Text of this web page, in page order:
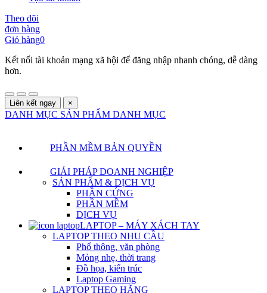
Theo dõi
đơn hàng
Giỏ hàng0
Kết nối tài khoản mạng xã hội để đăng nhập nhanh chóng, dễ dàng
hơn.
Liên kết ngay ×
DANH MỤC SẢN PHẨM DANH MỤC
PHẦN MỀM BẢN QUYỀN
GIẢI PHÁP DOANH NGHIỆP
SẢN PHẨM & DỊCH VỤ
PHẦN CỨNG
PHẦN MỀM
DỊCH VỤ
LAPTOP – MÁY XÁCH TAY
LAPTOP THEO NHU CẦU
Phổ thông, văn phòng
Mỏng nhẹ, thời trang
Đồ họa, kiến trúc
Laptop Gaming
LAPTOP THEO HÃNG